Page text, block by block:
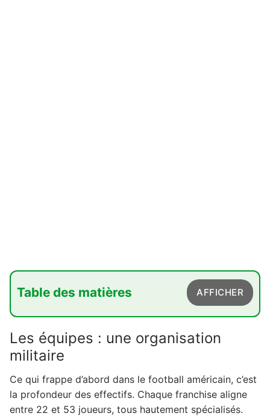
Table des matières AFFICHER
1.1. Onze contre onze sur le terrain
2. Le terrain : un échiquier de cent yards
3. Déroulement d'un match : le temps comme
Les équipes : une organisation
militaire
Ce qui frappe d’abord dans le football américain, c’est
la profondeur des effectifs. Chaque franchise aligne
entre 22 et 53 joueurs, tous hautement spécialisés.